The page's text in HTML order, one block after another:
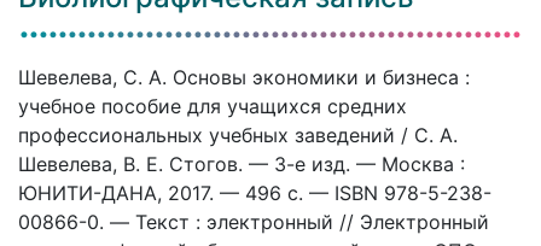
Шевелева, С. А. Основы экономики и бизнеса :
учебное пособие для учащихся средних
профессиональных учебных заведений / С. А.
Шевелева, В. Е. Стогов. — 3-е изд. — Москва :
ЮНИТИ-ДАНА, 2017. — 496 c. — ISBN 978-5-238-
00866-0. — Текст : электронный // Электронный